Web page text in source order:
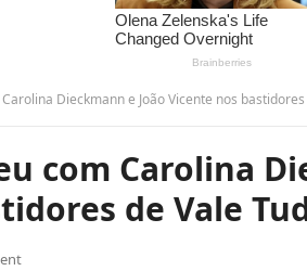
Dieckmann e João Vicente nos
com Carolina
de Vale